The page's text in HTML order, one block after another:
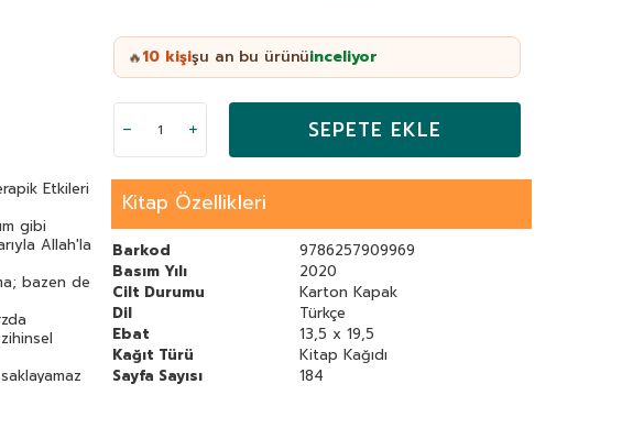
🔥10 kişişu an bu ürünüinceliyor
SEPETE EKLE
Etkileri
gibi
Allah'la
bazen de
Kitap Özellikleri
Barkod
9786257909969
Basım Yılı
2020
Cilt Durumu
Karton Kapak
Dil
Türkçe
Ebat
13,5 x 19,5
Kağıt Türü
Kitap Kağıdı
Sayfa Sayısı
184